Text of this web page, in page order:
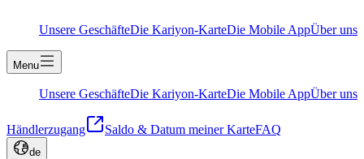
Unsere GeschäfteDie Kariyon-KarteDie Mobile AppÜber uns
Menu
Unsere GeschäfteDie Kariyon-KarteDie Mobile AppÜber uns
Händlerzugang Saldo & Datum meiner KarteFAQ
de